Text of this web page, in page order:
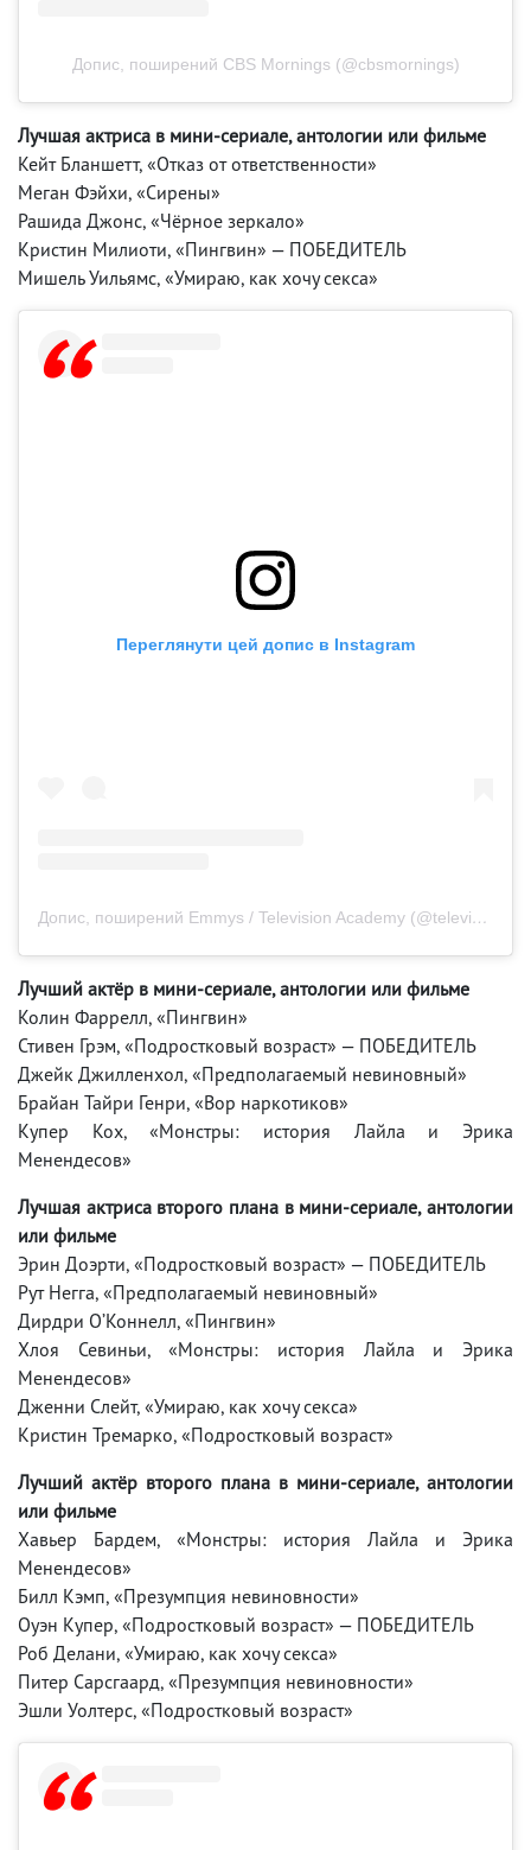
Допис, поширений CBS Mornings (@cbsmornings)
Лучшая актриса в мини-сериале, антологии или фильме
Кейт Бланшетт, «Отказ от ответственности»
Меган Фэйхи, «Сирены»
Рашида Джонс, «Чёрное зеркало»
Кристин Милиоти, «Пингвин» — ПОБЕДИТЕЛЬ
Мишель Уильямс, «Умираю, как хочу секса»
Переглянути цей допис в Instagram
Допис, поширений Emmys / Television Academy (@televisionacad)
Лучший актёр в мини-сериале, антологии или фильме
Колин Фаррелл, «Пингвин»
Стивен Грэм, «Подростковый возраст» — ПОБЕДИТЕЛЬ
Джейк Джилленхол, «Предполагаемый невиновный»
Брайан Тайри Генри, «Вор наркотиков»
Купер Кох, «Монстры: история Лайла и Эрика
Менендесов»
Лучшая актриса второго плана в мини-сериале, антологии
или фильме
Эрин Доэрти, «Подростковый возраст» — ПОБЕДИТЕЛЬ
Рут Негга, «Предполагаемый невиновный»
Дирдри О’Коннелл, «Пингвин»
Хлоя Севиньи, «Монстры: история Лайла и Эрика
Менендесов»
Дженни Слейт, «Умираю, как хочу секса»
Кристин Тремарко, «Подростковый возраст»
Лучший актёр второго плана в мини-сериале, антологии
или фильме
Хавьер Бардем, «Монстры: история Лайла и Эрика
Менендесов»
Билл Кэмп, «Презумпция невиновности»
Оуэн Купер, «Подростковый возраст» — ПОБЕДИТЕЛЬ
Роб Делани, «Умираю, как хочу секса»
Питер Сарсгаард, «Презумпция невиновности»
Эшли Уолтерс, «Подростковый возраст»